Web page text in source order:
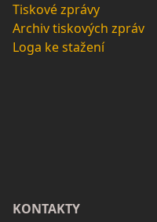
Tiskové zprávy
Archiv tiskových zpráv
Loga ke stažení
KONTAKTY